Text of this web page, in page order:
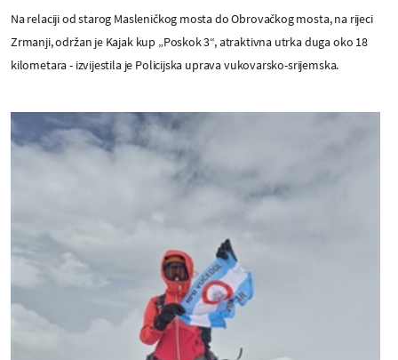
Na relaciji od starog Masleničkog mosta do Obrovačkog mosta, na rijeci
Zrmanji, održan je Kajak kup „Poskok 3“, atraktivna utrka duga oko 18
kilometara - izvijestila je Policijska uprava vukovarsko-srijemska.